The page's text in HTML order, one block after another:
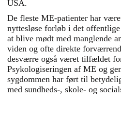
USA.
De fleste ME-patienter har
nyttesløse forløb i det
at blive mødt med manglende
viden og ofte direkte
desværre også været tilfældet
Psykologiseringen af ME og
sygdommen har ført til
med sundheds-, skole- og